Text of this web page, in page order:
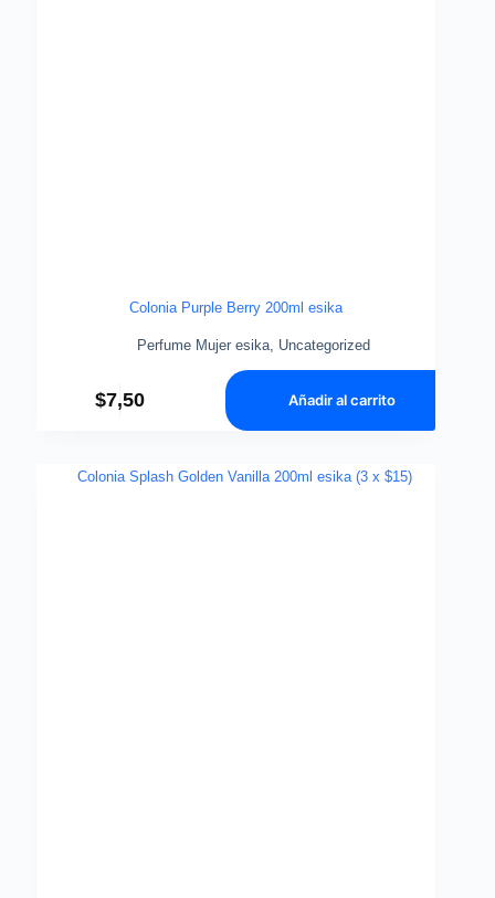
Colonia Purple Berry 200ml esika
Perfume Mujer esika Uncategorized
$7,50 Añadir al carrito